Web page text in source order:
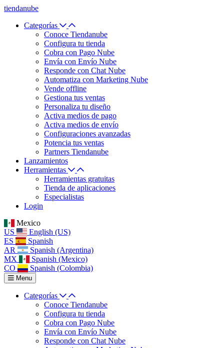
tiendanube
Categorías
Conoce Tiendanube
Configura tu tienda
Cobra con Pago Nube
Envía con Envío Nube
Responde con Chat Nube
Automatiza con Marketing Nube
Vende offline
Gestiona tus ventas
Personaliza tu diseño
Activa medios de pago
Activa medios de envío
Configuraciones avanzadas
Potencia tus ventas
Partners Tiendanube
Lanzamientos
Herramientas
Herramientas gratuitas
Tienda de aplicaciones
Especialistas
Login
Mexico
US
English (US)
ES
Spanish
AR
Spanish (Argentina)
MX
Spanish (Mexico)
CO
Spanish (Colombia)
Menu
Categorías
Conoce Tiendanube
Configura tu tienda
Cobra con Pago Nube
Envía con Envío Nube
Responde con Chat Nube